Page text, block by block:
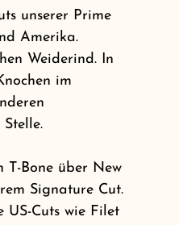
unserer Prime
Amerika.
Weiderind. In
im
T-Bone über New
Signature Cut.
US-Cuts wie Filet